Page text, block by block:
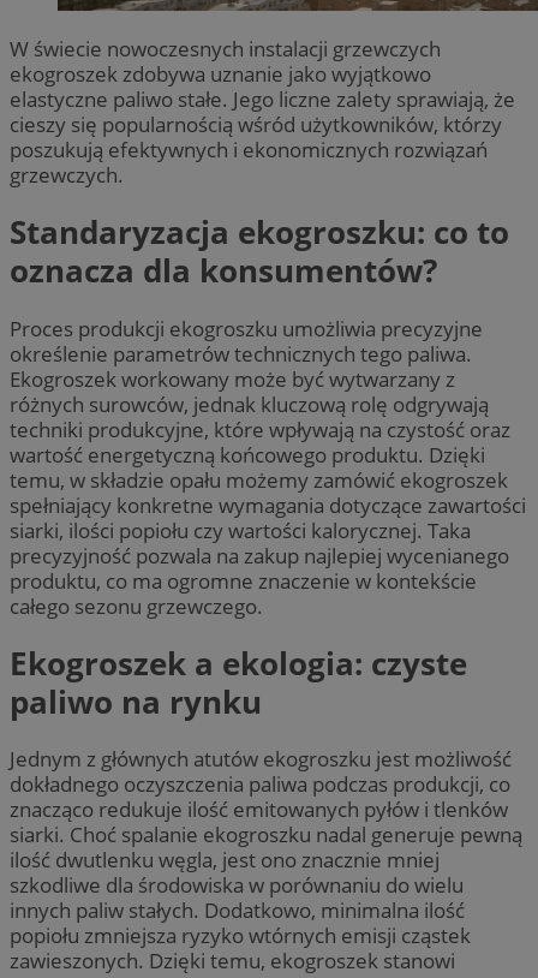
W świecie nowoczesnych instalacji grzewczych
ekogroszek zdobywa uznanie jako wyjątkowo
elastyczne paliwo stałe. Jego liczne zalety sprawiają, że
cieszy się popularnością wśród użytkowników, którzy
poszukują efektywnych i ekonomicznych rozwiązań
grzewczych.
Standaryzacja ekogroszku: co to
oznacza dla konsumentów?
Proces produkcji ekogroszku umożliwia precyzyjne
określenie parametrów technicznych tego paliwa.
Ekogroszek workowany może być wytwarzany z
różnych surowców, jednak kluczową rolę odgrywają
techniki produkcyjne, które wpływają na czystość oraz
wartość energetyczną końcowego produktu. Dzięki
temu, w składzie opału możemy zamówić ekogroszek
spełniający konkretne wymagania dotyczące zawartości
siarki, ilości popiołu czy wartości kalorycznej. Taka
precyzyjność pozwala na zakup najlepiej wycenianego
produktu, co ma ogromne znaczenie w kontekście
całego sezonu grzewczego.
Ekogroszek a ekologia: czyste
paliwo na rynku
Jednym z głównych atutów ekogroszku jest możliwość
dokładnego oczyszczenia paliwa podczas produkcji, co
znacząco redukuje ilość emitowanych pyłów i tlenków
siarki. Choć spalanie ekogroszku nadal generuje pewną
ilość dwutlenku węgla, jest ono znacznie mniej
szkodliwe dla środowiska w porównaniu do wielu
innych paliw stałych. Dodatkowo, minimalna ilość
popiołu zmniejsza ryzyko wtórnych emisji cząstek
zawieszonych. Dzięki temu, ekogroszek stanowi